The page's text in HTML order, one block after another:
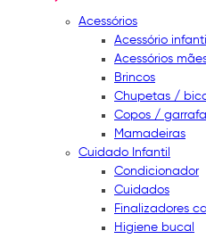
Acessórios
Acessório infantil
Acessórios
Brincos
Chupetas /
Copos /
Mamadeiras
Cuidado Infantil
Condicionador
Cuidados
Finalizadores
Higiene bucal